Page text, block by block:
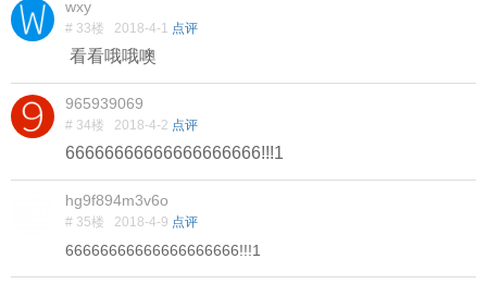
wxy
# 33楼 2018-4-1 点评
看看哦哦噢
965939069
# 34楼 2018-4-2 点评
66666666666666666666!!!1
hg9f894m3v6o
# 35楼 2018-4-9 点评
66666666666666666666!!!1